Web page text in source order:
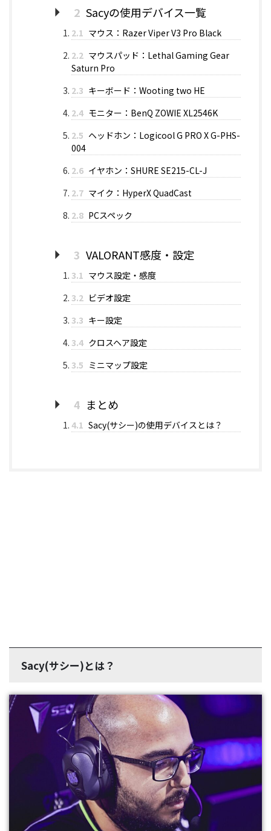
2 Sacyの使用デバイス一覧
2.1 マウス：Razer Viper V3 Pro Black
2.2 マウスパッド：Lethal Gaming Gear
Saturn Pro
2.3 キーボード：Wooting two HE
2.4 モニター：BenQ ZOWIE XL2546K
2.5 ヘッドホン：Logicool G PRO X G-PHS-
004
2.6 イヤホン：SHURE SE215-CL-J
2.7 マイク：HyperX QuadCast
2.8 PCスペック
3 VALORANT感度・設定
3.1 マウス設定・感度
3.2 ビデオ設定
3.3 キー設定
3.4 クロスヘア設定
3.5 ミニマップ設定
4 まとめ
4.1 Sacy(サシー)の使用デバイスとは？
Sacy(サシー)とは？